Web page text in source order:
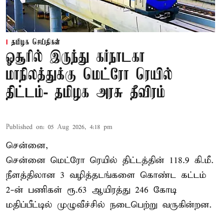
தமிழக செய்திகள்
ஓசூரில் இருந்து கர்நாடகா
மாநிலத்துக்கு மெட்ரோ ரெயில்
திட்டம்- தமிழக அரசு தீவிரம்
Published on: 05 Aug 2026, 4:18 pm
சென்னை,
சென்னை மெட்ரோ ரெயில் திட்டத்தின் 118.9 கி.மீ.
நீளத்திலான 3 வழித்தடங்களை கொண்ட கட்டம்
2-ன் பணிகள் ரூ.63 ஆயிரத்து 246 கோடி
மதிப்பீட்டில் முழுவீச்சில் நடைபெற்று வருகின்றன.